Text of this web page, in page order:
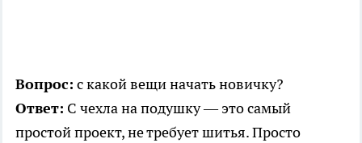
Вопрос: с какой вещи начать новичку?
Ответ: С чехла на подушку — это самый
простой проект, не требует шитья. Просто